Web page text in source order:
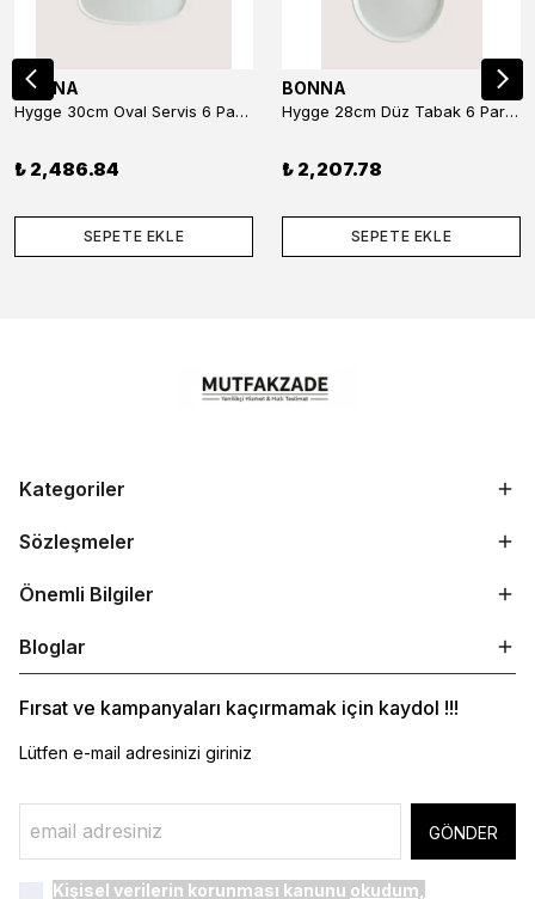
BONNA
Hygge 30cm Oval Servis 6 Parça
₺ 2,486.84
SEPETE EKLE
BONNA
Hygge 28cm Düz Tabak 6 Parça
₺ 2,207.78
SEPETE EKLE
Kategoriler
Sözleşmeler
Önemli Bilgiler
Bloglar
Fırsat ve kampanyaları kaçırmamak için kaydol !!!
Lütfen e-mail adresinizi giriniz
GÖNDER
Kişisel verilerin korunması kanunu okudum,